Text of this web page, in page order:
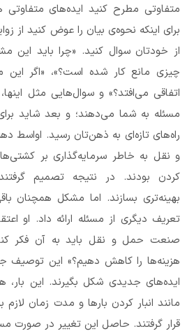
متفاوتی مطرح کنید ایده‌های
برای اینکه نحوه‌ی بیان را عوض کنید از
از خودتان سوال کنید. «چرا باید این
چیزی مانع کار شده است؟»، «اگر
اتفاقی می‌افتد؟» و سوال‌هایی مثل
مسئله به شما می‌دهند؛ و بعد شاید
و نقل به خاطر سرمایه‌گذاری بر
کردن بودند. در نتیجه تصمیم
بهینه‌تری بسازند. اما مشکل همچنان
تعریف دیگری از مسئله ارائه داد. او
صنعت حمل و نقل باید به آن فکر
هزینه‌ها را کاهش دهیم؟» این توصیف
ایده‌های جدیدی شکل بگیرند. این
مانند انبار کردن بارها و مدت زمان لازم
قرار گرفتند. حاصل این تغییر در صورت